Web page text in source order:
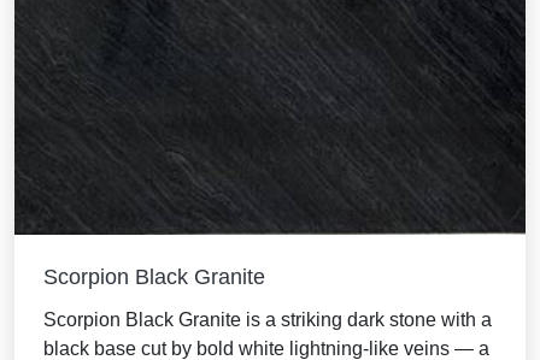
Scorpion Black Granite
Scorpion Black Granite is a striking dark stone with a
black base cut by bold white lightning-like veins — a